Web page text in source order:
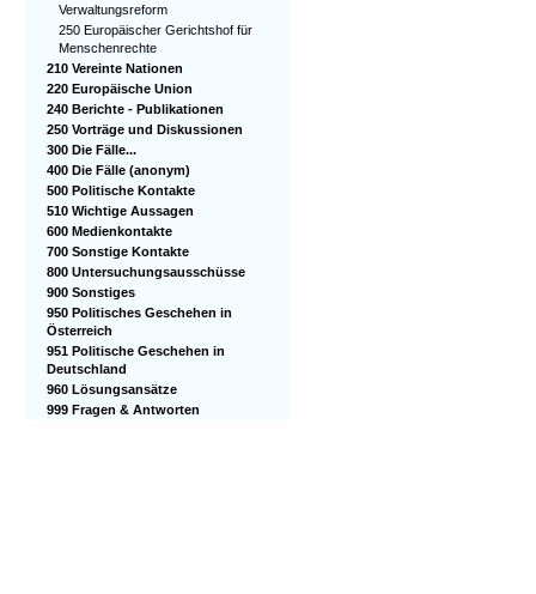
Verwaltungsreform
250 Europäischer Gerichtshof für
Menschenrechte
210 Vereinte Nationen
220 Europäische Union
240 Berichte - Publikationen
250 Vorträge und Diskussionen
300 Die Fälle...
400 Die Fälle (anonym)
500 Politische Kontakte
510 Wichtige Aussagen
600 Medienkontakte
700 Sonstige Kontakte
800 Untersuchungsausschüsse
900 Sonstiges
950 Politisches Geschehen in
Österreich
951 Politische Geschehen in
Deutschland
960 Lösungsansätze
999 Fragen & Antworten